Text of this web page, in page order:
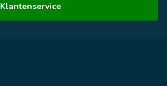
Klantenservice